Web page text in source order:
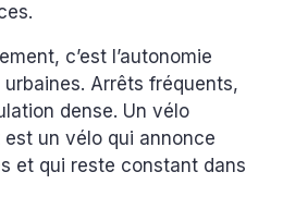
c’est l’autonomie
Arrêts fréquents,
dense. Un vélo
un vélo qui annonce
et qui reste constant dans